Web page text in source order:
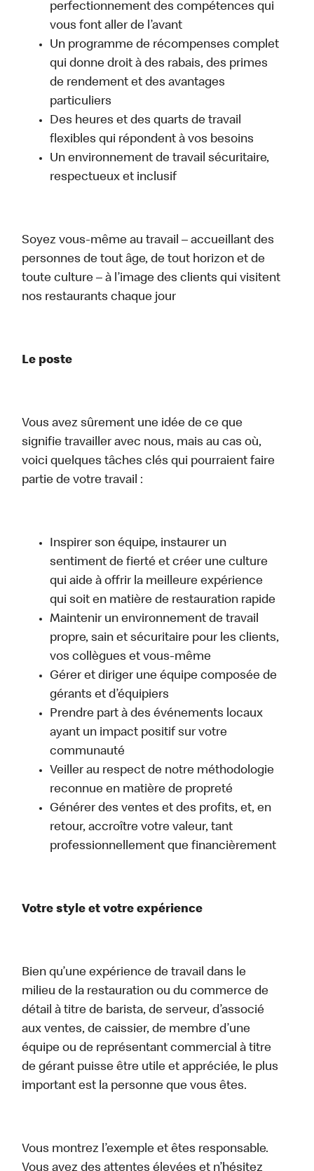
perfectionnement des compétences qui
vous font aller de l’avant
Un programme de récompenses complet
qui donne droit à des rabais, des primes
de rendement et des avantages
particuliers
Des heures et des quarts de travail
flexibles qui répondent à vos besoins
Un environnement de travail sécuritaire,
respectueux et inclusif
Soyez vous-même au travail – accueillant des
personnes de tout âge, de tout horizon et de
toute culture – à l’image des clients qui visitent
nos restaurants chaque jour
Le poste
Vous avez sûrement une idée de ce que
signifie travailler avec nous, mais au cas où,
voici quelques tâches clés qui pourraient faire
partie de votre travail :
Inspirer son équipe, instaurer un
sentiment de fierté et créer une culture
qui aide à offrir la meilleure expérience
qui soit en matière de restauration rapide
Maintenir un environnement de travail
propre, sain et sécuritaire pour les clients,
vos collègues et vous-même
Gérer et diriger une équipe composée de
gérants et d’équipiers
Prendre part à des événements locaux
ayant un impact positif sur votre
communauté
Veiller au respect de notre méthodologie
reconnue en matière de propreté
Générer des ventes et des profits, et, en
retour, accroître votre valeur, tant
professionnellement que financièrement
Votre style et votre expérience
Bien qu’une expérience de travail dans le
milieu de la restauration ou du commerce de
détail à titre de barista, de serveur, d’associé
aux ventes, de caissier, de membre d’une
équipe ou de représentant commercial à titre
de gérant puisse être utile et appréciée, le plus
important est la personne que vous êtes.
Vous montrez l’exemple et êtes responsable.
Vous avez des attentes élevées et n’hésitez